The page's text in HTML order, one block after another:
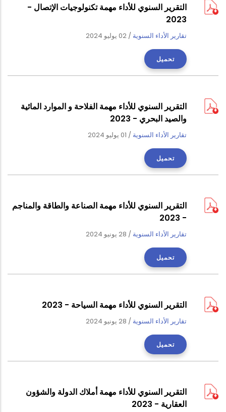
التقرير السنوي للأداء مهمة تكنولوجيات الإتصال -
2023
تقارير الأداء السنوية / 02 يوليو 2024
تحميل
التقرير السنوي للأداء مهمة الفلاحة و الموارد المائية
والصيد البحري - 2023
تقارير الأداء السنوية / 01 يوليو 2024
تحميل
التقرير السنوي للأداء مهمة الصناعة والطاقة والمناجم
- 2023
تقارير الأداء السنوية / 28 يونيو 2024
تحميل
التقرير السنوي للأداء مهمة السياحة - 2023
تقارير الأداء السنوية / 28 يونيو 2024
تحميل
التقرير السنوي للأداء مهمة أملاك الدولة والشؤون
العقارية - 2023